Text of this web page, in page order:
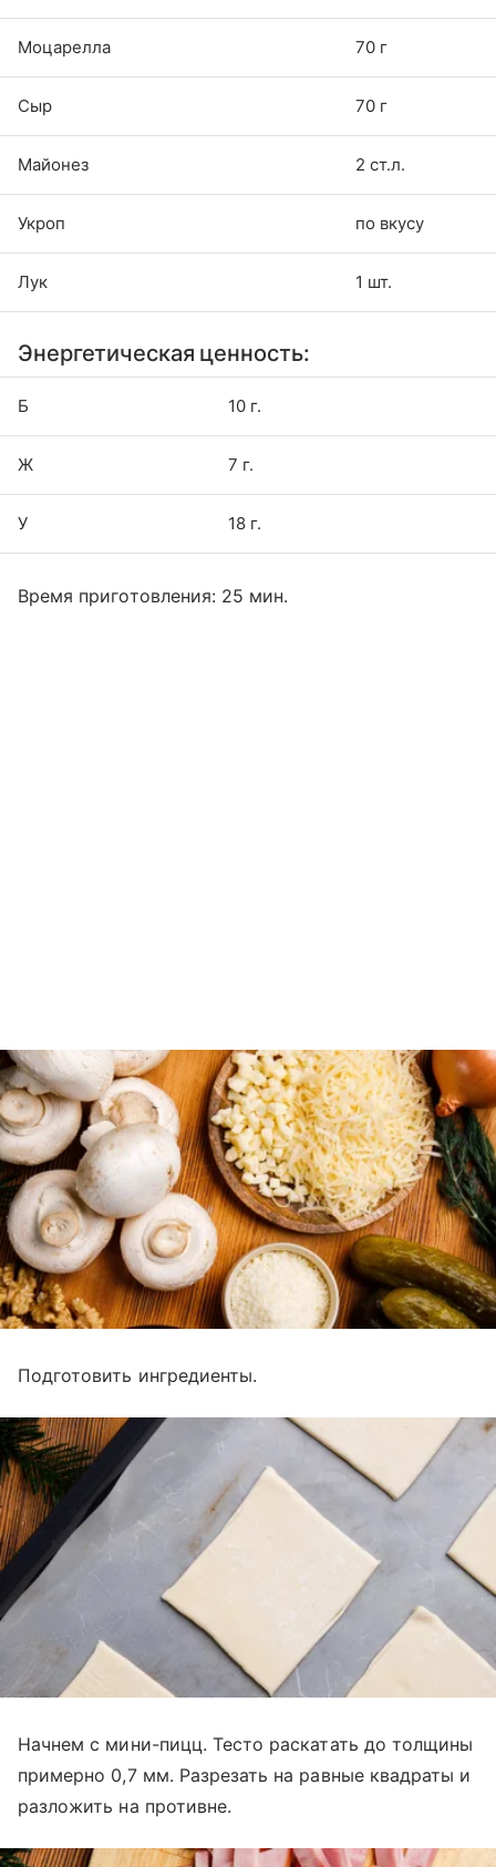
Моцарелла 70 г
Сыр 70 г
Майонез 2 ст.л.
Укроп по вкусу
Лук 1 шт.
Энергетическая ценность:
Б 10 г.
Ж 7 г.
У 18 г.
Время приготовления: 25 мин.
Подготовить ингредиенты.
Начнем с мини-пицц. Тесто раскатать до толщины
примерно 0,7 мм. Разрезать на равные квадраты и
разложить на противне.